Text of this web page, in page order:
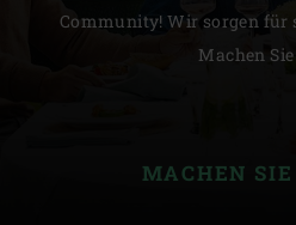
Community! Wir sorgen für
Machen
MACHEN